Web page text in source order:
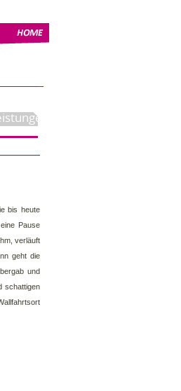
bis heute
Pause
verläuft
geht die
und
schattigen